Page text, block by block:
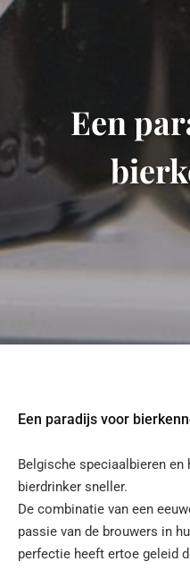
Een
Een paradijs voor
Belgische speciaalbieren
bierdrinker sneller.
De combinatie van een
passie van de brouwers in
perfectie heeft ertoe geleid